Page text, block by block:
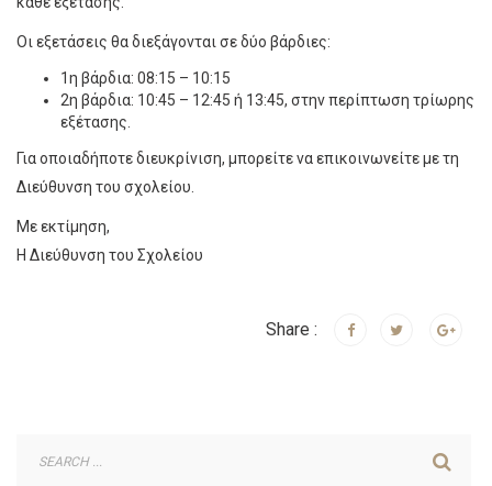
Οι εξετάσεις θα διεξάγονται σε δύο βάρδιες:
1η βάρδια: 08:15 – 10:15
2η βάρδια: 10:45 – 12:45 ή 13:45, στην περίπτωση τρίωρης
εξέτασης.
Για οποιαδήποτε διευκρίνιση, μπορείτε να επικοινωνείτε με τη
Διεύθυνση του σχολείου.
Με εκτίμηση,
Η Διεύθυνση του Σχολείου
Share :